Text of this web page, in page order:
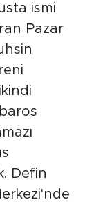
ismi
Pazar
Defin